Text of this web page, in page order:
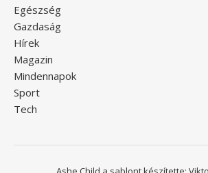
Egészség
Gazdaság
Hírek
Magazin
Mindennapok
Sport
Tech